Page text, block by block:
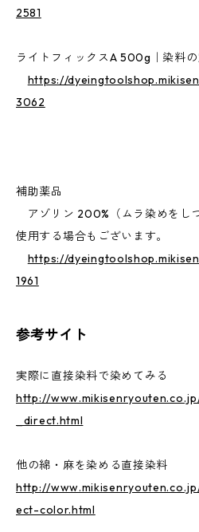
2581
ライトフィックスA 500g｜染料
https://
3062
補助薬品
アゾリン 200%（ムラ染めをし
使用する場合もございます。
https://
1961
参考サイト
実際に直接染料で染めてみる
http://
_direct.html
他の綿・麻を染める直接染料
http://
ect-color.html